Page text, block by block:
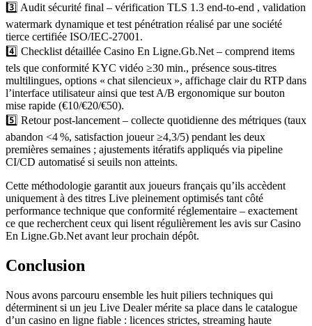
3️⃣ Audit sécurité final – vérification TLS 1.3 end‑to‑end , validation
watermark dynamique et test pénétration réalisé par une société
tierce certifiée ISO/IEC‑27001.
4️⃣ Checklist détaillée Casino En Ligne.Gb.Net – comprend items
tels que conformité KYC vidéo ≥30 min., présence sous‑titres
multilingues, options « chat silencieux », affichage clair du RTP dans
l’interface utilisateur ainsi que test A/B ergonomique sur bouton
mise rapide (€10/€20/€50).
5️⃣ Retour post‑lancement – collecte quotidienne des métriques (taux
abandon <4 %, satisfaction joueur ≥4,3/5) pendant les deux
premières semaines ; ajustements itératifs appliqués via pipeline
CI/CD automatisé si seuils non atteints.
Cette méthodologie garantit aux joueurs français qu’ils accèdent
uniquement à des titres Live pleinement optimisés tant côté
performance technique que conformité réglementaire – exactement
ce que recherchent ceux qui lisent régulièrement les avis sur Casino
En Ligne.Gb.Net avant leur prochain dépôt.
Conclusion
Nous avons parcouru ensemble les huit piliers techniques qui
déterminent si un jeu Live Dealer mérite sa place dans le catalogue
d’un casino en ligne fiable : licences strictes, streaming haute